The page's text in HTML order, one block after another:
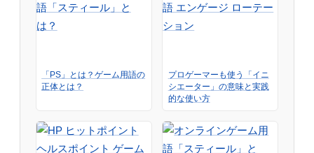
「PS」とは？ゲーム用語の
正体とは？
プロゲーマーも使う「イニ
シエーター」の意味と実践
的な使い方